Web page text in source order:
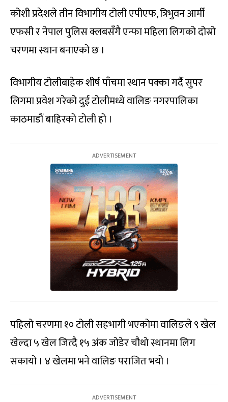
कोशी प्रदेशले तीन विभागीय टोली एपीएफ, त्रिभुवन आर्मी
एफसी र नेपाल पुलिस क्लबसँगै एन्फा महिला लिगको दोस्रो
चरणमा स्थान बनाएको छ ।
विभागीय टोलीबाहेक शीर्ष पाँचमा स्थान पक्का गर्दै सुपर
लिगमा प्रवेश गरेको दुई टोलीमध्ये वालिङ नगरपालिका
काठमाडौं बाहिरको टोली हो ।
पहिलो चरणमा १० टोली सहभागी भएकोमा वालिङले ९ खेल
खेल्दा ५ खेल जित्दै १५ अंक जोडेर चौथो स्थानमा लिग
सकायो । ४ खेलमा भने वालिङ पराजित भयो ।